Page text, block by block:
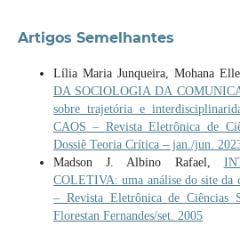
Artigos Semelhantes
Lília Maria Junqueira, Mohana
DA SOCIOLOGIA DA
sobre trajetória e
CAOS – Revista Eletrônica de
Dossiê Teoria Crítica – jan./jun.
Madson J. Albino Rafael,
COLETIVA: uma análise do site da
– Revista Eletrônica de
Florestan Fernandes/set. 2005